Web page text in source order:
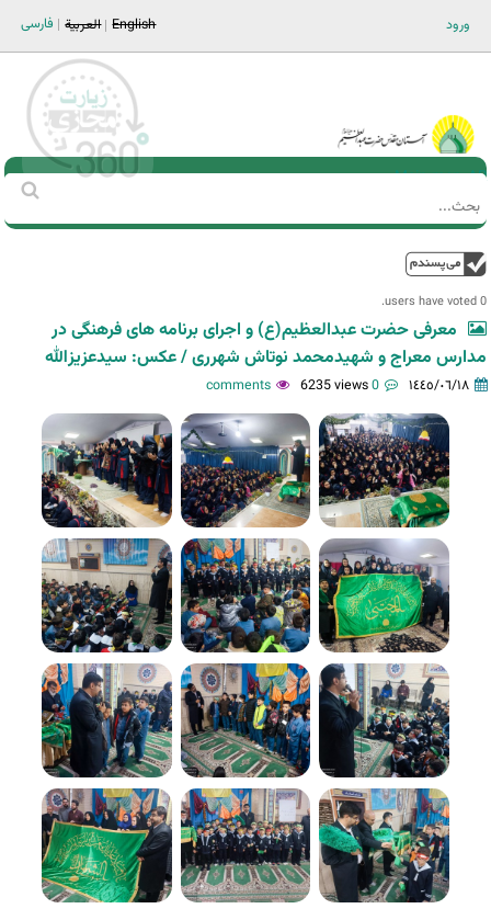
ورود فارسی العربية English
Main men-AR
استمارة
‏
0 users have voted.
معرفی حضرت عبدالعظیم(ع) و اجرای برنامه های فرهنگی در
مدارس معراج و شهیدمحمد نوتاش شهرری / عکس: سیدعزیزالله
١٤٤٥/٠٦/١٨ 0 comments
6235 views